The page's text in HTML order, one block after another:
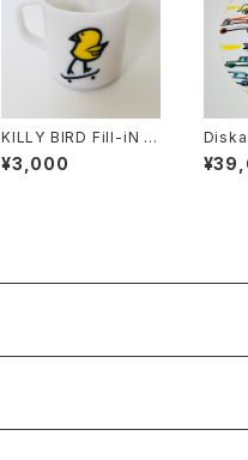
KILLY BIRD Fill-iN E
COMATE MUG
¥3,000
he
Mars"